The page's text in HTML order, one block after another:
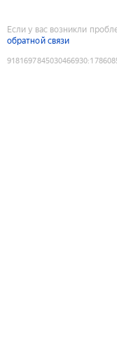
Если у вас возникли
обратной связи
9181697845030466930: